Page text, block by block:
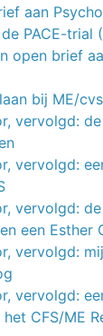
aan
de PACE-trial
open brief
bij ME/cvs
vervolgd:
vervolgd:
vervolgd:
een Esther
vervolgd:
vervolgd:
CFS/ME